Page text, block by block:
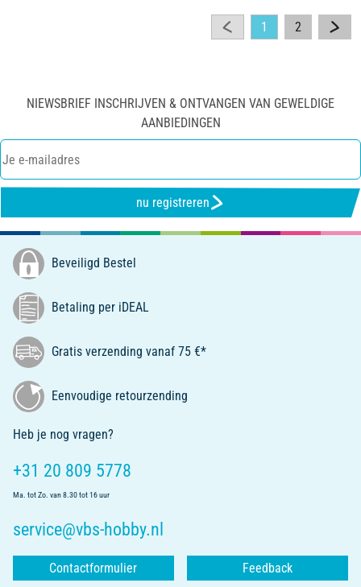
1 2
NIEWSBRIEF INSCHRIJVEN & ONTVANGEN VAN GEWELDIGE
AANBIEDINGEN
nu registreren
Beveiligd Bestel
Betaling per iDEAL
Gratis verzending vanaf 75 €*
Eenvoudige retourzending
Heb je nog vragen?
+31 20 809 5778
Ma. tot Zo. van 8.30 tot 16 uur
service@vbs-hobby.nl
Contactformulier Feedback